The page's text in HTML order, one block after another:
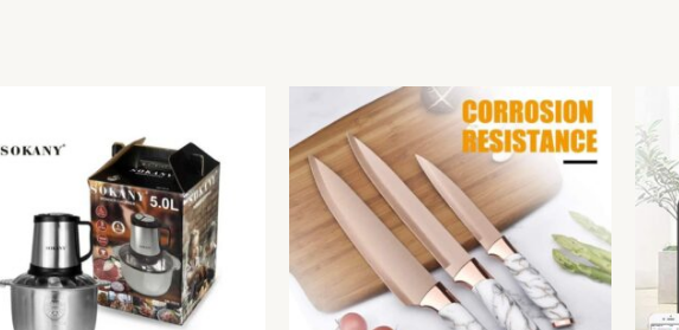
العديد
من
الأشكال
المختلفة
لهذا
المنتج.